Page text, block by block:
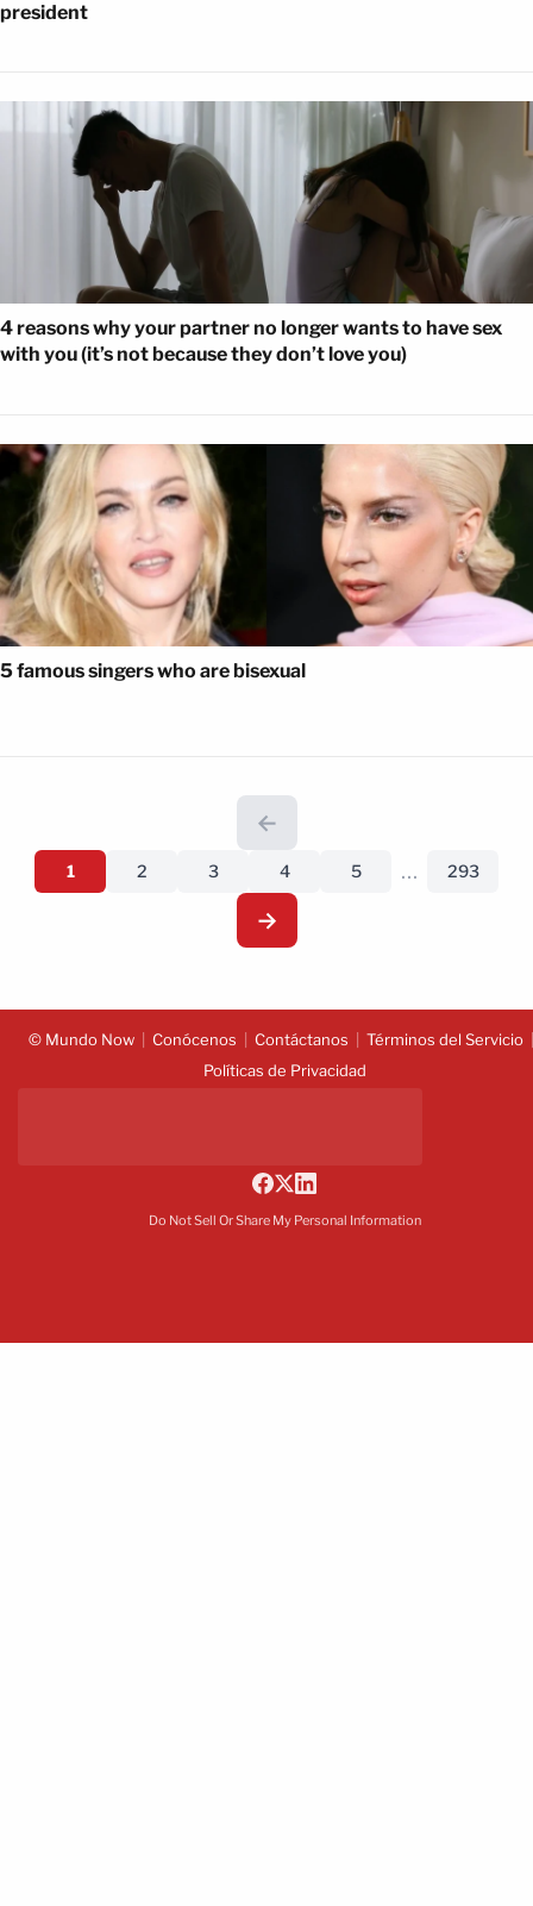
president
4 reasons why your partner no longer wants to have sex
with you (it’s not because they don’t love you)
5 famous singers who are bisexual
←
1 2 3 4 5 … 293
→
© Mundo Now Conócenos Contáctanos
Términos del Servicio
Políticas de Privacidad
Do Not Sell Or Share My Personal Information